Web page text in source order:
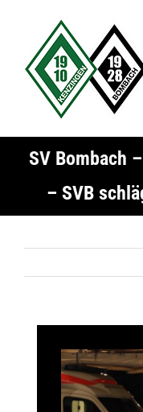
springen
SV Bombach
– SVB